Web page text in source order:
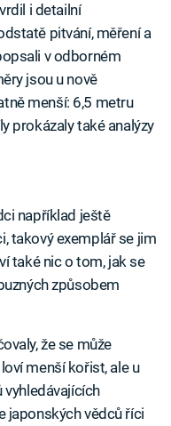
i detailní
pitvání, měření a
v odborném
jsou u nově
menší: 6,5 metru
prokázaly také analýzy
například ještě
takový exemplář se jim
také nic o tom, jak se
způsobem
že se může
menší kořist, ale u
japonských vědců říci